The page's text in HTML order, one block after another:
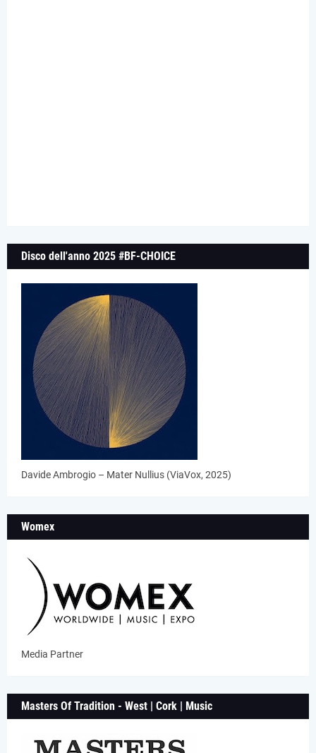
Disco dell'anno 2025 #BF-CHOICE
Davide Ambrogio – Mater Nullius (ViaVox, 2025)
Womex
Media Partner
Masters Of Tradition - West | Cork | Music